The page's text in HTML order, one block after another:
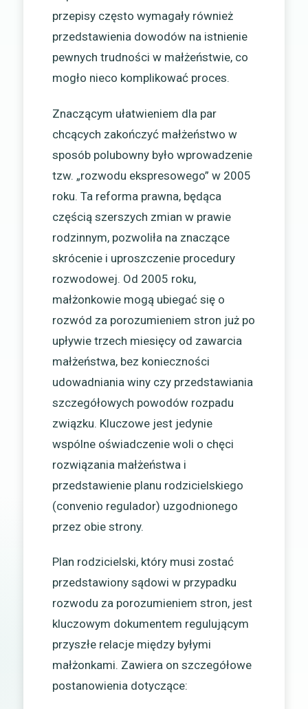
przepisy często wymagały również
przedstawienia dowodów na istnienie
pewnych trudności w małżeństwie, co
mogło nieco komplikować proces.
Znaczącym ułatwieniem dla par
chcących zakończyć małżeństwo w
sposób polubowny było wprowadzenie
tzw. „rozwodu ekspresowego” w 2005
roku. Ta reforma prawna, będąca
częścią szerszych zmian w prawie
rodzinnym, pozwoliła na znaczące
skrócenie i uproszczenie procedury
rozwodowej. Od 2005 roku,
małżonkowie mogą ubiegać się o
rozwód za porozumieniem stron już po
upływie trzech miesięcy od zawarcia
małżeństwa, bez konieczności
udowadniania winy czy przedstawiania
szczegółowych powodów rozpadu
związku. Kluczowe jest jedynie
wspólne oświadczenie woli o chęci
rozwiązania małżeństwa i
przedstawienie planu rodzicielskiego
(convenio regulador) uzgodnionego
przez obie strony.
Plan rodzicielski, który musi zostać
przedstawiony sądowi w przypadku
rozwodu za porozumieniem stron, jest
kluczowym dokumentem regulującym
przyszłe relacje między byłymi
małżonkami. Zawiera on szczegółowe
postanowienia dotyczące: